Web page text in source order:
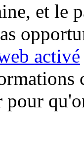
et le
activé
pour